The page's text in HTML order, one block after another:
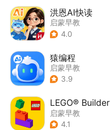
洪恩AI快读
启蒙早教
4.0
猿编程
启蒙早教
3.9
LEGO® Builder
启蒙早教
4.1